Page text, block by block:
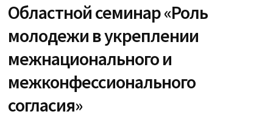
Областной семинар «Роль
молодежи в укреплении
межнационального и
межконфессионального
согласия»